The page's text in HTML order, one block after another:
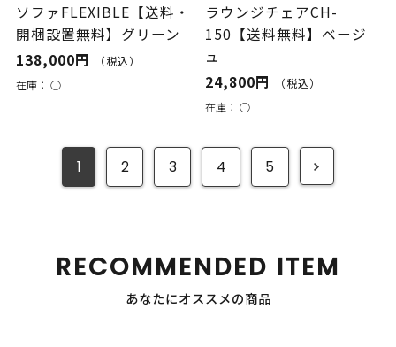
ソファFLEXIBLE【送料・
開梱設置無料】グリーン
138,000円
（税込）
在庫： ○
ラウンジチェアCH-
150【送料無料】ベージ
ュ
24,800円
（税込）
在庫：○
1 2 3 4 5
RECOMMENDED ITEM
あなたにオススメの商品